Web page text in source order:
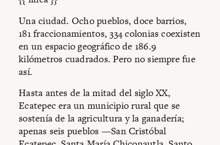
Una ciudad. Ocho pueblos, doce barrios,
181 fraccionamientos, 334 colonias coexisten
en un espacio geográfico de 186.9
kilómetros cuadrados. Pero no siempre fue
así.
Hasta antes de la mitad del siglo XX,
Ecatepec era un municipio rural que se
sostenía de la agricultura y la ganadería;
apenas seis pueblos —San Cristóbal